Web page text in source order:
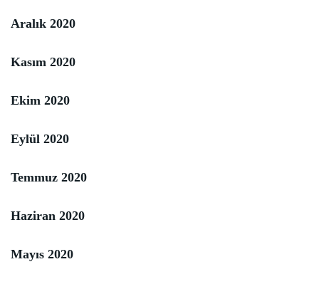
Aralık 2020
Kasım 2020
Ekim 2020
Eylül 2020
Temmuz 2020
Haziran 2020
Mayıs 2020